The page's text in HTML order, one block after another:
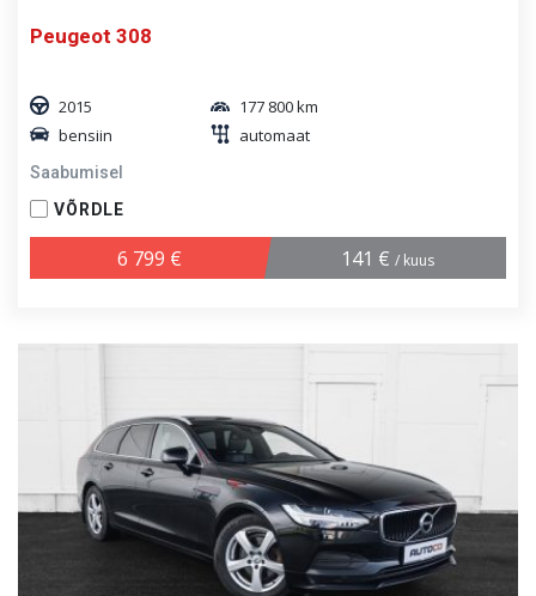
Peugeot 308
2015
177 800 km
bensiin
automaat
Saabumisel
VÕRDLE
6 799 € 141 € / kuus